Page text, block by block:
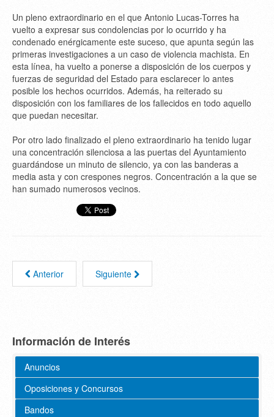
Un pleno extraordinario en el que Antonio Lucas-Torres ha
vuelto a expresar sus condolencias por lo ocurrido y ha
condenado enérgicamente este suceso, que apunta según las
primeras investigaciones a un caso de violencia machista. En
esta línea, ha vuelto a ponerse a disposición de los cuerpos y
fuerzas de seguridad del Estado para esclarecer lo antes
posible los hechos ocurridos. Además, ha reiterado su
disposición con los familiares de los fallecidos en todo aquello
que puedan necesitar.
Por otro lado finalizado el pleno extraordinario ha tenido lugar
una concentración silenciosa a las puertas del Ayuntamiento
guardándose un minuto de silencio, ya con las banderas a
media asta y con crespones negros. Concentración a la que se
han sumado numerosos vecinos.
Anterior Siguiente
Información de Interés
Anuncios
Oposiciones y Concursos
Bandos